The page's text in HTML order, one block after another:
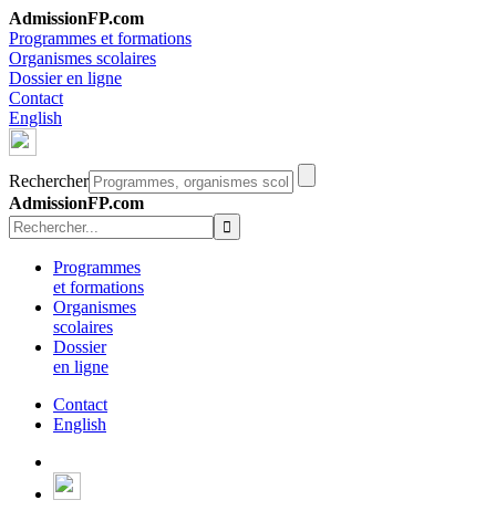
AdmissionFP.com
Programmes et formations
Organismes scolaires
Dossier en ligne
Contact
English
Rechercher
AdmissionFP.com
Programmes
et formations
Organismes
scolaires
Dossier
en ligne
Contact
English